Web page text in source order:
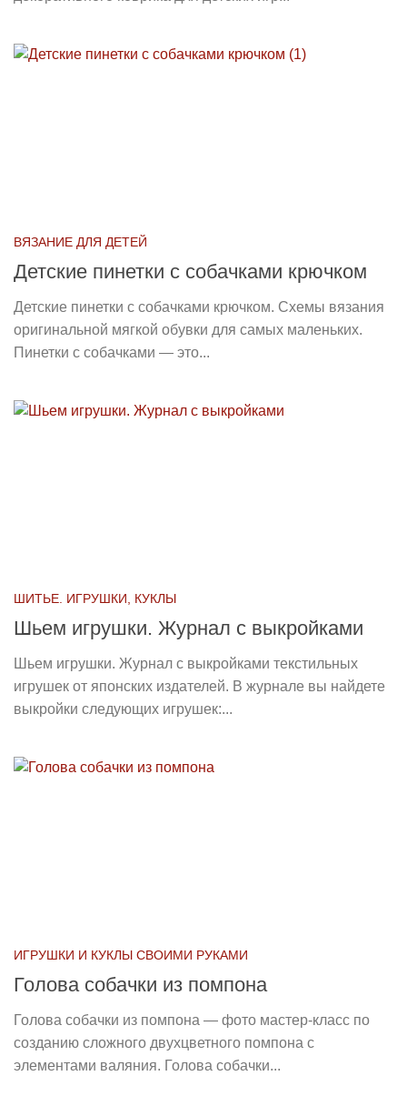
ВЯЗАНИЕ ДЛЯ ДЕТЕЙ
Детские пинетки с собачками крючком
Детские пинетки с собачками крючком. Схемы вязания
оригинальной мягкой обувки для самых маленьких.
Пинетки с собачками — это...
ШИТЬЕ. ИГРУШКИ, КУКЛЫ
Шьем игрушки. Журнал с выкройками
Шьем игрушки. Журнал с выкройками текстильных
игрушек от японских издателей. В журнале вы найдете
выкройки следующих игрушек:...
ИГРУШКИ И КУКЛЫ СВОИМИ РУКАМИ
Голова собачки из помпона
Голова собачки из помпона — фото мастер-класс по
созданию сложного двухцветного помпона с
элементами валяния. Голова собачки...